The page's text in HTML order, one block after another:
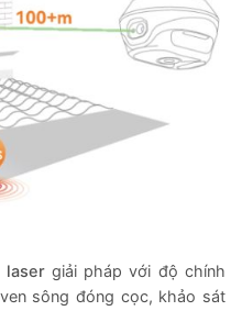
laser giải pháp với độ chính
sông đóng cọc, khảo sát